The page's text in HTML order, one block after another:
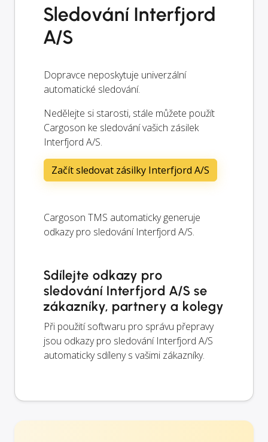
Sledování Interfjord
A/S
Dopravce neposkytuje univerzální
automatické sledování.
Nedělejte si starosti, stále můžete použít
Cargoson ke sledování vašich zásilek
Interfjord A/S.
Začít sledovat zásilky Interfjord A/S
Cargoson TMS automaticky generuje
odkazy pro sledování Interfjord A/S.
Sdílejte odkazy pro
sledování Interfjord A/S se
zákazníky, partnery a kolegy
Při použití softwaru pro správu přepravy
jsou odkazy pro sledování Interfjord A/S
automaticky sdíleny s vašimi zákazníky.